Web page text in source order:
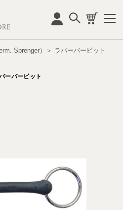
Sprenger）＞ ラバーバービット
ーバービット